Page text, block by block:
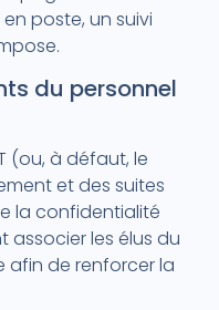
poste, un suivi
du personnel
(ou, à défaut, le
et des suites
la confidentialité
associer les élus du
afin de renforcer la